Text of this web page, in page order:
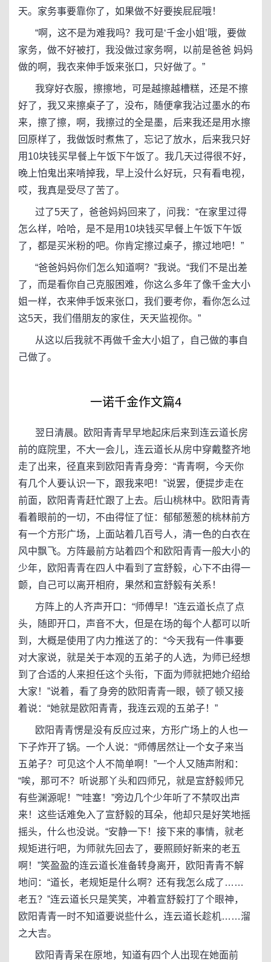
天。家务事要靠你了，如果做不好要挨屁屁哦！
“啊，这不是为难我吗？我可是‘千金小姐’哦，要做
家务，做不好被打，我没做过家务啊，以前是爸爸 妈妈
做的啊，我衣来伸手饭来张口，只好做了。”
我穿好衣服，擦擦地，可是越擦越槽糕，还是不擦
好了，我又来擦桌子了，没布，随便拿我沾过墨水的布
来，擦了擦，啊，我擦过的全是墨，后来我还是用水擦
回原样了，我做饭时煮焦了，忘记了放水，后来我只好
用10块钱买早餐上午饭下午饭了。我几天过得很不好，
晚上怕鬼出来啃掉我，早上没什么好玩，只有看电视，
哎，我真是受尽了苦了。
过了5天了，爸爸妈妈回来了，问我：“在家里过得
怎么样，哈哈，是不是用10块钱买早餐上午饭下午饭
了，都是买米粉的吧。你肯定擦过桌子，擦过地吧！”
“爸爸妈妈你们怎么知道啊？”我说。“我们不是出差
了，而是看你自己克服困难，你这么多年了像千金大小
姐一样，衣来伸手饭来张口，我们要考你，看你怎么过
这5天，我们借朋友的家住，天天监视你。”
从这以后我就不再做千金大小姐了，自己做的事自
己做了。
一诺千金作文篇4
翌日清晨。欧阳青青早早地起床后来到连云道长房
前的庭院里，不大一会儿，连云道长从房中穿戴整齐地
走了出来，径直来到欧阳青青身旁：“青青啊，今天你
有几个人要认识一下，跟我来吧！”说罢，便提步走在
前面，欧阳青青赶忙跟了上去。后山桃林中。欧阳青青
看着眼前的一切，不由得怔了怔：郁郁葱葱的桃林前方
有一个方形广场，上面站着几百号人，清一色的白衣在
风中飘飞。方阵最前方站着四个和欧阳青青一般大小的
少年，欧阳青青在四人中看到了宣舒毅，心下不由得一
颤，自己可以离开相府，果然和宣舒毅有关系！
方阵上的人齐声开口：“师傅早！”连云道长点了点
头，随即开口，声音不大，但是在场的每个人都可以听
到，大概是使用了内力推送了的：“今天我有一件事要
对大家说，就是关于本观的五弟子的人选，为师已经想
到了合适的人来担任这个头衔，下面为师就把她介绍给
大家！”说着，看了身旁的欧阳青青一眼，顿了顿又接
着说：“她就是欧阳青青，我连云观的五弟子！”
欧阳青青愣是没有反应过来，方形广场上的人也一
下子炸开了锅。一个人说：“师傅居然让一个女子来当
五弟子？可见这个人不简单啊！”一个人又随声附和：
“唉，那可不？听说那丫头和四师兄，就是宣舒毅师兄
有些渊源呢！”“哇塞！”旁边几个少年听了不禁叹出声
来！这些话难免入了宣舒毅的耳朵，他却只是好笑地摇
摇头，什么也没说。“安静一下！接下来的事情，就老
规矩进行吧，为师就先回去了，要照顾好新来的老五
啊！”笑盈盈的连云道长准备转身离开，欧阳青青不解
地问：“道长，老规矩是什么啊？还有我怎么成了……
老五？”连云道长只是笑笑，冲着宣舒毅打了个眼神，
欧阳青青一时不知道要说些什么，连云道长趁机……溜
之大吉。
欧阳青青呆在原地，知道有四个人出现在她面前